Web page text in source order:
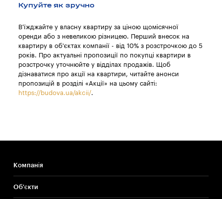
Купуйте як зручно
В'їжджайте у власну квартиру за ціною щомісячної
оренди або з невеликою різницею. Перший внесок на
квартиру в об'єктах компанії - від 10% з розстрочкою до 5
років. Про актуальні пропозиції по покупці квартири в
розстрочку уточнюйте у відділах продажів. Щоб
дізнаватися про акції на квартири, читайте анонси
пропозицій в розділі «Акції» на цьому сайті:
https://budova.ua/akcii/.
Компанія
Об'єкти